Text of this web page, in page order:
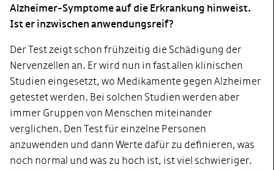
Alzheimer-Symptome auf die Erkrankung hinweist.
Ist er inzwischen anwendungsreif?
Der Test zeigt schon frühzeitig die Schädigung der
Nervenzellen an. Er wird nun in fast allen klinischen
Studien eingesetzt, wo Medikamente gegen Alzheimer
getestet werden. Bei solchen Studien werden aber
immer Gruppen von Menschen miteinander
verglichen. Den Test für einzelne Personen
anzuwenden und dann Werte dafür zu definieren, was
noch normal und was zu hoch ist, ist viel schwieriger.